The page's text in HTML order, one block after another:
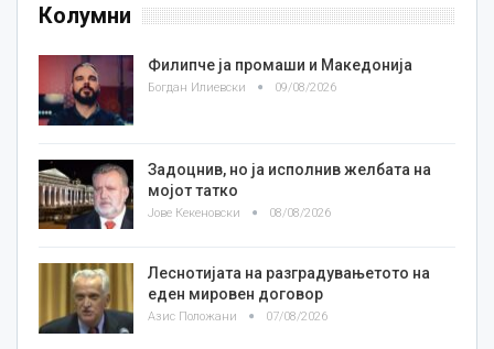
Колумни
Филипче ја промаши и Македонија
Богдан Илиевски 09/08/2026
Задоцнив, но ја исполнив желбата на
мојот татко
Јове Кекеновски 08/08/2026
Леснотијата на разградувањетото на
еден мировен договор
Азис Положани 07/08/2026